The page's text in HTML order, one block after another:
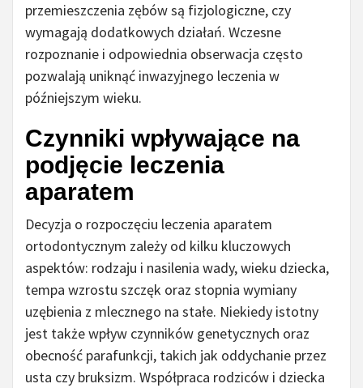
przemieszczenia zębów są fizjologiczne, czy
wymagają dodatkowych działań. Wczesne
rozpoznanie i odpowiednia obserwacja często
pozwalają uniknąć inwazyjnego leczenia w
późniejszym wieku.
Czynniki wpływające na
podjęcie leczenia
aparatem
Decyzja o rozpoczęciu leczenia aparatem
ortodontycznym zależy od kilku kluczowych
aspektów: rodzaju i nasilenia wady, wieku dziecka,
tempa wzrostu szczęk oraz stopnia wymiany
uzębienia z mlecznego na stałe. Niekiedy istotny
jest także wpływ czynników genetycznych oraz
obecność parafunkcji, takich jak oddychanie przez
usta czy bruksizm. Współpraca rodziców i dziecka